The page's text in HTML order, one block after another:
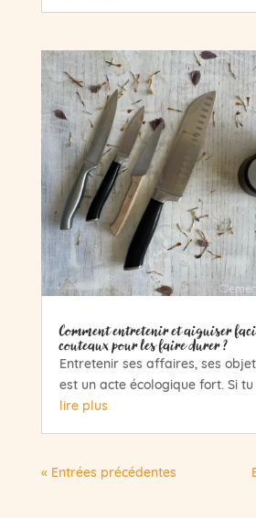
Comment entretenir et aiguiser
couteaux pour les faire durer ?
Entretenir ses affaires, ses
est un acte écologique fort. Si
lire plus
« Entrées précédentes